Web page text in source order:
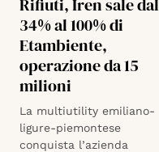
Rifiuti, Iren sale dal
34% al 100% di
Etambiente,
operazione da 15
milioni
La multiutility emiliano-
ligure-piemontese
conquista l’azienda